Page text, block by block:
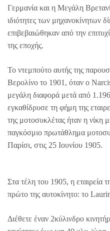
Γερμανία και η Μεγάλη
ιδιότητες των μηχανοκίνητων
επιβεβαιώθηκαν από την
της εποχής.
Το ντεμπούτο αυτής της
Βερολίνο το 1901, όταν ο
μεγάλη διαφορά μετά από 1.196
εγκαθίδρυσε τη φήμη της
της μοτοσυκλέτας ήταν η
παγκόσμιο πρωτάθλημα
Παρίσι, στις 25 Ιουνίου 1905.
Στα τέλη του 1905, η εταιρεία
πρώτο της αυτοκίνητο: το
Διέθετε έναν 2κύλινδρο